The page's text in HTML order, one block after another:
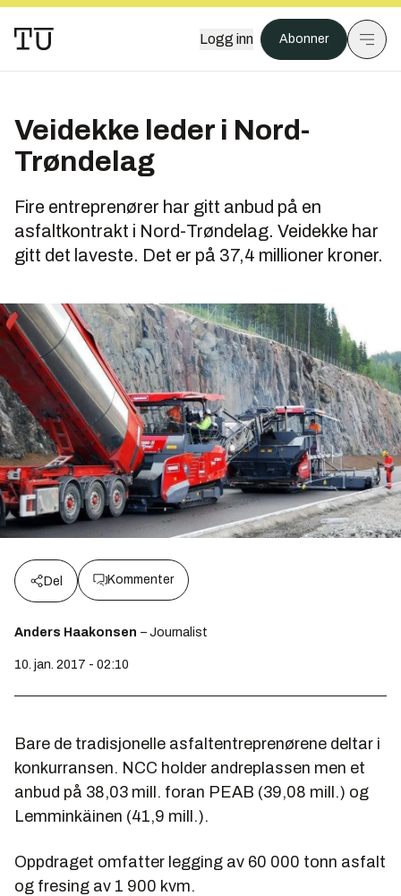
Logg inn Abonner
Veidekke leder i Nord-
Trøndelag
Fire entreprenører har gitt anbud på en
asfaltkontrakt i Nord-Trøndelag. Veidekke har
gitt det laveste. Det er på 37,4 millioner kroner.
Del Kommenter
Anders Haakonsen – Journalist
10. jan. 2017 - 02:10
Bare de tradisjonelle asfaltentreprenørene deltar i
konkurransen. NCC holder andreplassen men et
anbud på 38,03 mill. foran PEAB (39,08 mill.) og
Lemminkäinen (41,9 mill.).
Oppdraget omfatter legging av 60 000 tonn asfalt
og fresing av 1 900 kvm.